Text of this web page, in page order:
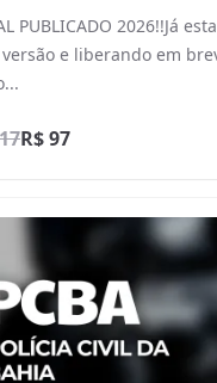
PUBLICADO 2026!!Já
versão e liberando em
R$ 97